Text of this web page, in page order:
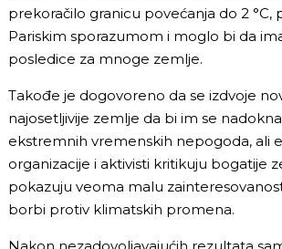
prekoračilo granicu povećanja do 2 °C,
Pariskim sporazumom i moglo bi da
posledice za mnoge zemlje.
Takođe je dogovoreno da se izdvoje
najosetljivije zemlje da bi im se
ekstremnih vremenskih nepogoda, ali
organizacije i aktivisti kritikuju bogatije
pokazuju veoma malu
borbi protiv klimatskih promena.
Nakon nezadovoljavajućih rezultata